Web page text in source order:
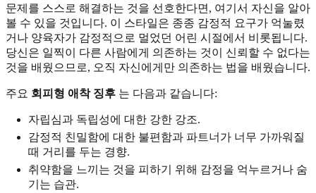
문제를 스스로 해결하는 것을 선호한다면, 여기서 자신을 알아
볼 수 있을 것입니다. 이 스타일은 종종 감정적 요구가 억눌렸
거나 양육자가 감정적으로 멀었던 어린 시절에서 비롯됩니다.
당신은 일찍이 다른 사람에게 의존하는 것이 신뢰할 수 없다는
것을 배웠으므로, 오직 자신에게만 의존하는 법을 배웠습니다.
주요 회피형 애착 징후 는 다음과 같습니다:
자립심과 독립성에 대한 강한 강조.
감정적 친밀함에 대한 불편함과 파트너가 너무 가까워질
때 거리를 두는 경향.
취약함을 느끼는 것을 피하기 위해 감정을 억누르거나 숨
기는 습관.